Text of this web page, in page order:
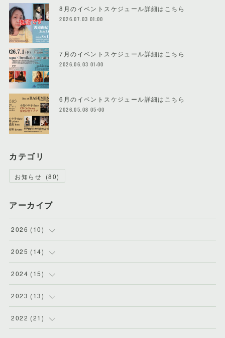
8月のイベントスケジュール詳細はこちら
2026.07.03 01:00
7月のイベントスケジュール詳細はこちら
2026.06.03 01:00
6月のイベントスケジュール詳細はこちら
2026.05.08 05:00
カテゴリ
お知らせ (80)
アーカイブ
2026 (10)
(1)
(2)
(1)
( 1 )
2025 (14)
(2)
(1)
(1 )
2024 (15)
(1)
(1 )
2023 (13)
(1 )
2022 (21 )